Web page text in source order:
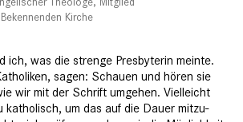
Kirche
ich, was die strenge Presbyterin meinte.
sagen: Schauen und hören sie
wir mit der Schrift umgehen. Vielleicht
katholisch, um das auf die Dauer mitzu­